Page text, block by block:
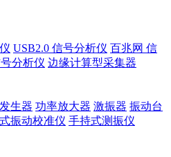
USB2.0 信号分析仪 百兆网 信
分析仪 边缘计算型采集器
生器 功率放大器 激振器 振动台
振动校准仪 手持式测振仪